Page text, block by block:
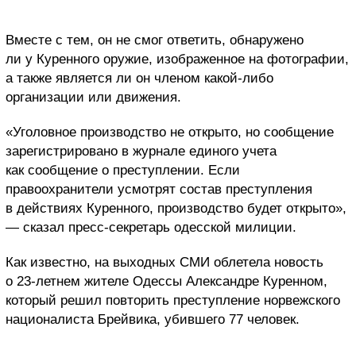
Вместе с тем, он не смог ответить, обнаружено
ли у Куренного оружие, изображенное на фотографии,
а также является ли он членом какой-либо
организации или движения.
«Уголовное производство не открыто, но сообщение
зарегистрировано в журнале единого учета
как сообщение о преступлении. Если
правоохранители усмотрят состав преступления
в действиях Куренного, производство будет открыто»,
— сказал пресс-секретарь одесской милиции.
Как известно, на выходных СМИ облетела новость
о 23-летнем жителе Одессы Александре Куренном,
который решил повторить преступление норвежского
националиста Брейвика, убившего 77 человек.